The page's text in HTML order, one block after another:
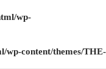
wp-
wp-content/themes/THE-